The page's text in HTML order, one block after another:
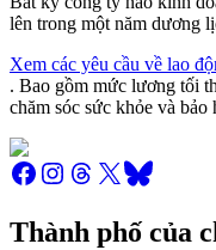
lên trong một năm dương
Xem các yêu cầu về lao
. Bao gồm mức lương tối
chăm sóc sức khỏe và
Thành phố của